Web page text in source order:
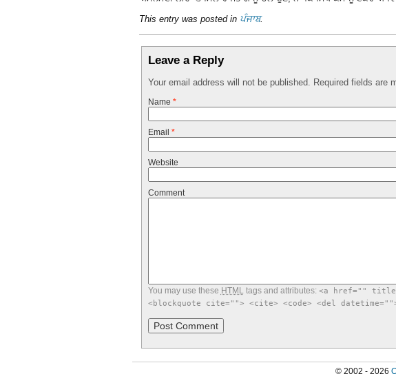
This entry was posted in ਪੰਜਾਬ.
Leave a Reply
Your email address will not be published. Required fields are
Name *
Email *
Website
Comment
You may use these HTMLtags and attributes: <a href=""
<blockquote cite=""> <cite> <code> <del
© 2002 - 2026